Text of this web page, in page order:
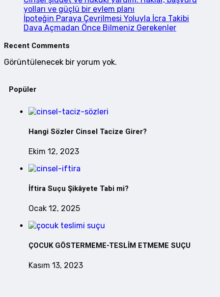
yolları ve güçlü bir eylem planı
İpoteğin Paraya Çevrilmesi Yoluyla İcra Takibi
Dava Açmadan Önce Bilmeniz Gerekenler
Recent Comments
Görüntülenecek bir yorum yok.
Popüler
Hangi Sözler Cinsel Tacize Girer?
Ekim 12, 2023
İftira Suçu Şikâyete Tabi mi?
Ocak 12, 2025
ÇOCUK GÖSTERMEME-TESLİM ETMEME SUÇU
Kasım 13, 2023